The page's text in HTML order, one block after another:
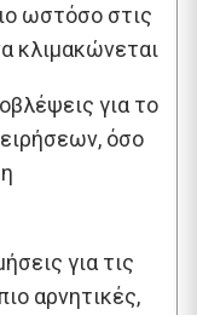
ωστόσο στις
κλιμακώνεται
για το
όσο
για τις
αρνητικές,